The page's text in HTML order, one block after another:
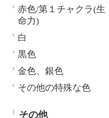
赤色/第１チャクラ(生
命力)
白
黒色
金色、銀色
その他の特殊な色
その他